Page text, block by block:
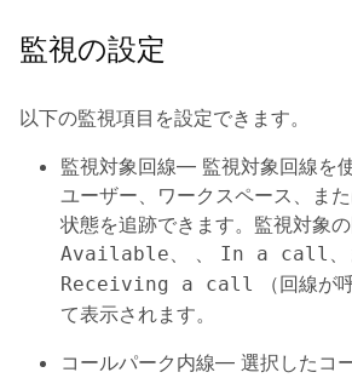
監視の設定
以下の監視項目を設定できます。
監視対象回線— 監視対象回線を
ユーザー、ワークスペース、ま
状態を追跡できます。監視対象
Available、 、 In a call
Receiving a call
（回線が
て表示されます。
コールパーク内線— 選択したコ